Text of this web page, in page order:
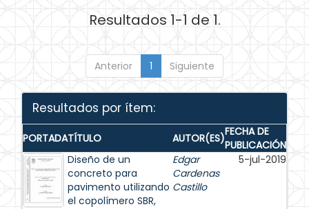
Resultados 1-1 de 1.
Anterior 1 Siguiente
Resultados por ítem:
PORTADATÍTULO AUTOR(ES)FECHA DE
PUBLICACIÓN
Diseño de un
concreto para
pavimento utilizando
el copolímero SBR,
Edgar
Cardenas
Castillo
5-jul-2019